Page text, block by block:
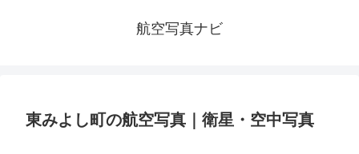
航空写真ナビ
東みよし町の航空写真｜衛星・空中写真